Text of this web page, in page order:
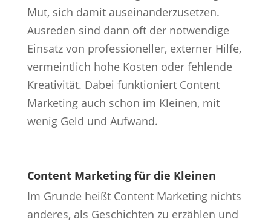
Mut, sich damit auseinanderzusetzen.
Ausreden sind dann oft der notwendige
Einsatz von professioneller, externer Hilfe,
vermeintlich hohe Kosten oder fehlende
Kreativität. Dabei funktioniert Content
Marketing auch schon im Kleinen, mit
wenig Geld und Aufwand.
Content Marketing für die Kleinen
Im Grunde heißt Content Marketing nichts
anderes, als Geschichten zu erzählen und